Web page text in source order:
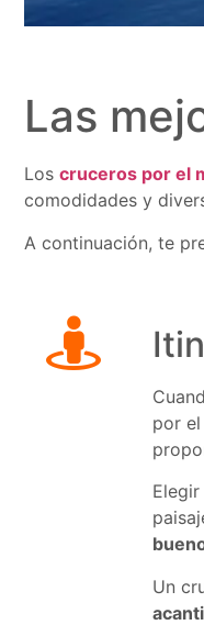
Las
Los cruceros por el
comodidades y
A continuación, te
por
Un